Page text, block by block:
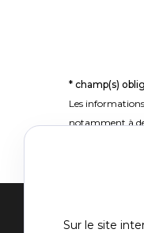
* champ(s)
Les
notamment à
Sur le site